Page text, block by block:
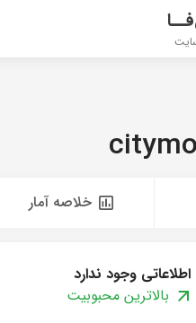
خلاصه آمار
اطلاعاتی وجود ندارد
بالاترین محبوبیت